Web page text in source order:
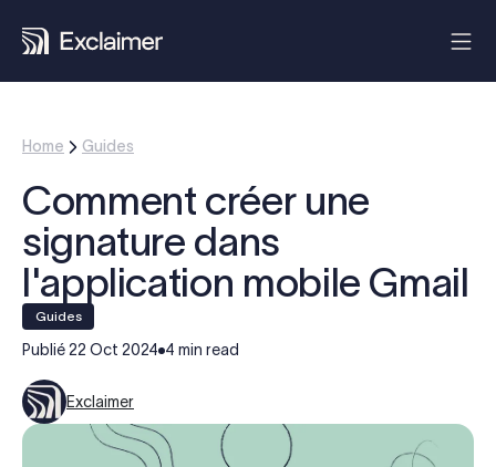
Home Guides
Comment créer une
signature dans
l'application mobile Gmail
guides
Publié 22 Oct 2024 4 min read
Exclaimer